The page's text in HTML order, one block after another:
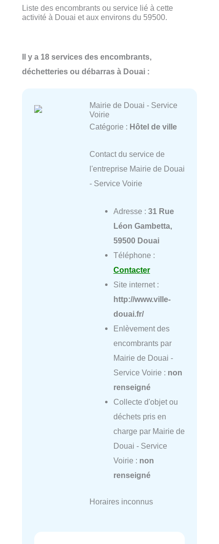
Liste des encombrants ou service lié à cette
activité à Douai et aux environs du 59500.
Il y a 18 services des encombrants,
déchetteries ou débarras à Douai :
Mairie de Douai - Service
Voirie
Catégorie : Hôtel de ville
Contact du service de
l'entreprise Mairie de Douai
- Service Voirie
Adresse : 31 Rue
Léon Gambetta,
59500 Douai
Téléphone :
Contacter
Site internet :
http://www.ville-
douai.fr/
Enlèvement des
encombrants par
Mairie de Douai -
Service Voirie : non
renseigné
Collecte d'objet ou
déchets pris en
charge par Mairie de
Douai - Service
Voirie : non
renseigné
Horaires inconnus